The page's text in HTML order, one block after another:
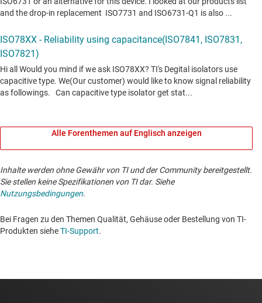
Alle Forenthemen auf Englisch anzeigen
Inhalte werden ohne Gewähr von TI und der Community bereitgestellt.
Sie stellen keine Spezifikationen von TI dar. Siehe
Nutzungsbedingungen.
Bei Fragen zu den Themen Qualität, Gehäuse oder Bestellung von TI-
Produkten sieheTI-Support. ​​​​​​​​​​​​​​